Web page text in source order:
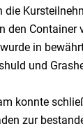
die
den Container
in
und
konnte
zur